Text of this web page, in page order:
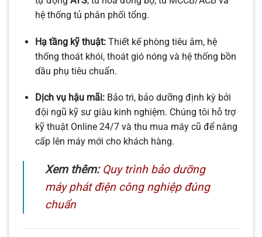
hệ thống tủ phân phối tổng.
Hạ tầng kỹ thuật:Thiết kế phòng tiêu âm, hệ
thống thoát khói, thoát gió nóng và hệ thống bồn
dầu phụ tiêu chuẩn.
Dịch vụ hậu mãi:Bảo trì, bảo dưỡng định kỳ bởi
đội ngũ kỹ sư giàu kinh nghiệm. Chúng tôi hỗ trợ
kỹ thuật Online 24/7 và thu mua máy cũ để nâng
cấp lên máy mới cho khách hàng.
Xem thêm: Quy trình bảo dưỡng
máy phát điện công nghiệp đúng
chuẩn